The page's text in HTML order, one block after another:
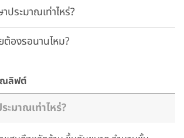
ประมาณเท่าไหร่?
องรอนานไหม?
ณลิฟต์
ะมาณเท่าไหร่?